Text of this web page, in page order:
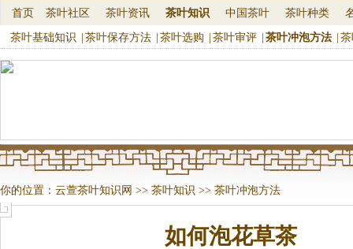
首页 茶叶社区 茶叶资讯 茶叶知识 中国茶叶 茶叶种类
茶叶基础知识 茶叶保存方法 茶叶选购 茶叶审评 茶叶冲泡方法
你的位置： 云萱茶叶知识网 >> 茶叶知识 >> 茶叶冲泡方法
如何泡花草茶